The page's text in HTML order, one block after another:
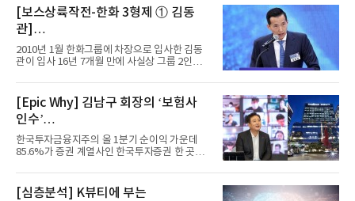
[보스상륙작전-한화 3형제 ① 김동
관]
입사 16년 만에 수석부회장 … 경영승
계 ‘초읽기’
2010년 1월 한화그룹에 차장으로 입사한 김동
관이 입사 16년 7개월 만에 사실상 그룹 2인자
[Epic Why] 김남구 회장의 ‘보험사
인수’
발걸음이 신중해진 배경은?
한국투자금융지주의 올 1분기 순이익 가운데
85.6%가 증권 계열사인 한국투자증권 한 곳에
[심층분석] K뷰티에 부는